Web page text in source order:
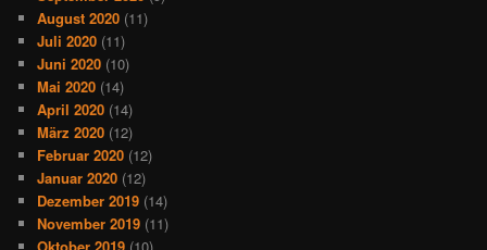
August 2020 (11)
Juli 2020 (11)
Juni 2020 (10)
Mai 2020 (14)
April 2020 (14)
März 2020 (12)
Februar 2020 (12)
Januar 2020 (12)
Dezember 2019 (14)
November 2019 (11)